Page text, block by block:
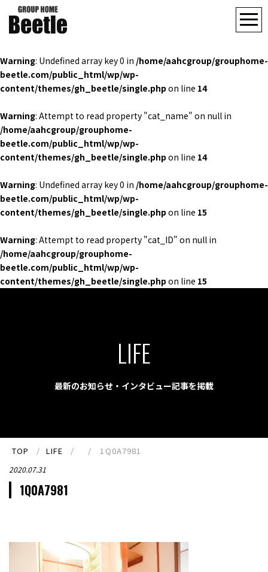
Warning: Undefined array key 0 in /home/aahcgroup/grouphome-
beetle.com/public_html/wp/wp-
content/themes/gh_beetle/single.php on line 14
Warning: Attempt to read property "cat_name" on null in
/home/aahcgroup/grouphome-
beetle.com/public_html/wp/wp-
content/themes/gh_beetle/single.php on line 14
Warning: Undefined array key 0 in /home/aahcgroup/grouphome-
beetle.com/public_html/wp/wp-
content/themes/gh_beetle/single.php on line 15
Warning: Attempt to read property "cat_ID" on null in
/home/aahcgroup/grouphome-
beetle.com/public_html/wp/wp-
content/themes/gh_beetle/single.php on line 15
LIFE
最新のお知らせ・インタビュー記事を掲載
TOP LIFE 1Q0A7981
2020.07.31
1Q0A7981